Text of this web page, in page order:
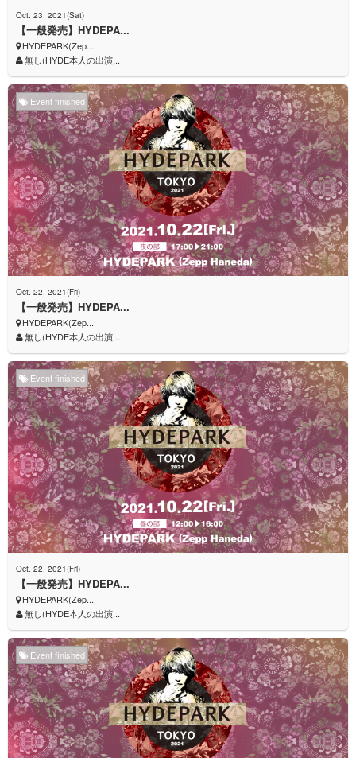
Oct. 23, 2021(Sat)
【一般発売】HYDEPA...
HYDEPARK(Zep...
無し(HYDE本人の出演...
Event finished
Oct. 22, 2021(Fri)
【一般発売】HYDEPA...
HYDEPARK(Zep...
無し(HYDE本人の出演...
Event finished
Oct. 22, 2021(Fri)
【一般発売】HYDEPA...
HYDEPARK(Zep...
無し(HYDE本人の出演...
Event finished